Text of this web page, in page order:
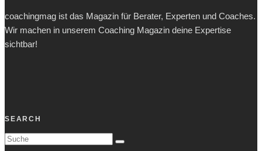
coachingmag ist das Magazin für Berater, Experten und Coaches.
Wir machen in unserem Coaching Magazin deine Expertise
sichtbar!
SEARCH